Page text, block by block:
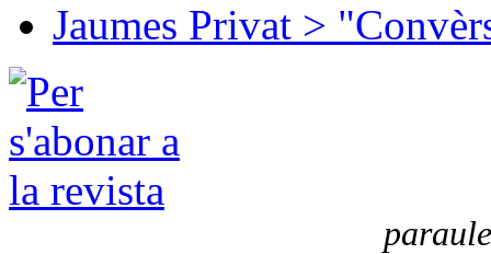
Jaumes Privat >